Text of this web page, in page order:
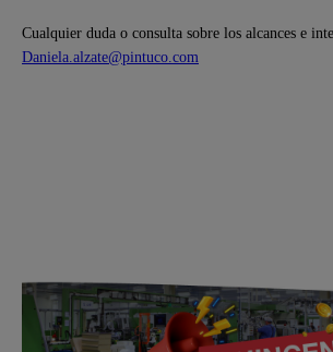
Cualquier duda o consulta sobre los alcances e
Daniela.alzate@pintuco.com